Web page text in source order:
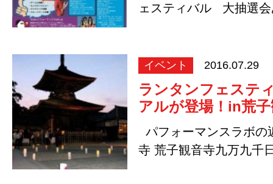
ェスティバル 大抽選
イベント 2016.07.29
ランタンフェステ
アルが登場！in荒
パフォーマンスラボの
寺 荒子観音寺九万九千